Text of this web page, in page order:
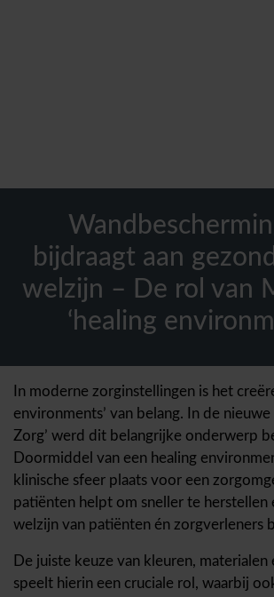
bijdraagt aan
welzijn – De rol van
‘healing
In moderne zorginstellingen is het
environments’ van belang. In de nieuwe
Zorg’ werd dit belangrijke onderwerp
Doormiddel van een healing
klinische sfeer plaats voor een
patiënten helpt om sneller te herstellen
welzijn van patiënten én zorgverleners
De juiste keuze van kleuren,
speelt hierin een cruciale rol, waarbij